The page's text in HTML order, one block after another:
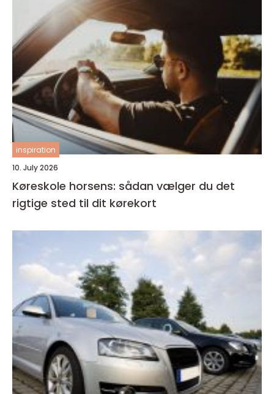
inspiration
10. July 2026
Køreskole horsens: sådan vælger du det
rigtige sted til dit kørekort